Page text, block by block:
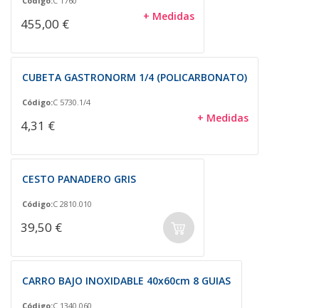
455,00 € + Medidas
CUBETA GASTRONORM 1/4 (POLICARBONATO)
Código:C 5730.1/4
4,31 € + Medidas
CESTO PANADERO GRIS
Código:C 2810.010
39,50 €
CARRO BAJO INOXIDABLE 40x60cm 8 GUIAS
Código:C 1340.060